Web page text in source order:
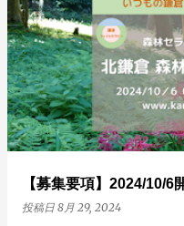
投
稿
【募集要項】2024/10/
投稿日 8月 29, 2024